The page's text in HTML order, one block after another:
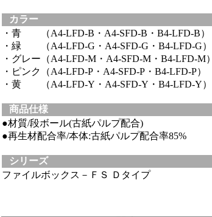
カラー
・青 （A4-LFD-B・A4-SFD-B・B4-LFD-B）
・緑 （A4-LFD-G・A4-SFD-G・B4-LFD-G）
・グレー（A4-LFD-M・A4-SFD-M・B4-LFD-M）
・ピンク（A4-LFD-P・A4-SFD-P・B4-LFD-P）
・黄 （A4-LFD-Y・A4-SFD-Y・B4-LFD-Y）
商品仕様
●材質/段ボール(古紙パルプ配合)
●再生材配合率/本体:古紙パルプ配合率85%
シリーズ
ファイルボックス－ＦＳ Ｄタイプ